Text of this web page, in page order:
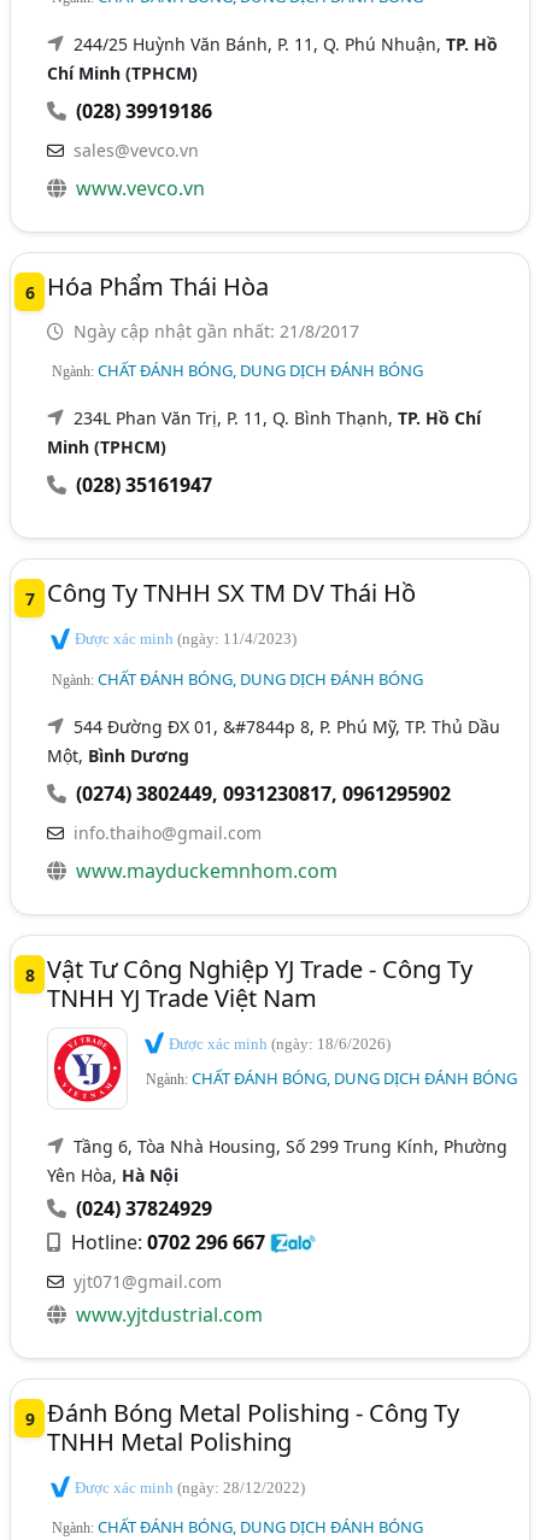
244/25 Huỳnh Văn Bánh, P. 11, Q. Phú Nhuận,TP. Hồ
Chí Minh (TPHCM)
(028) 39919186
sales@vevco.vn
www.vevco.vn
6 Hóa Phẩm Thái Hòa
Ngày cập nhật gần nhất: 21/8/2017
Ngành:CHẤT ĐÁNH BÓNG, DUNG DỊCH ĐÁNH BÓNG
234L Phan Văn Trị, P. 11, Q. Bình Thạnh,TP. Hồ Chí
Minh (TPHCM)
(028) 35161947
7 Công Ty TNHH SX TM DV Thái Hồ
Được xác minh(ngày: 11/4/2023)
Ngành:CHẤT ĐÁNH BÓNG, DUNG DỊCH ĐÁNH BÓNG
544 Đường ĐX 01, &#7844p 8, P. Phú Mỹ, TP. Thủ Dầu
Một, Bình Dương
(0274) 3802449,0931230817,0961295902
info.thaiho@gmail.com
www.mayduckemnhom.com
8 Vật Tư Công Nghiệp YJ Trade - Công Ty
TNHH YJ Trade Việt Nam
Được xác minh(ngày: 18/6/2026)
Ngành:CHẤT ĐÁNH BÓNG, DUNG DỊCH ĐÁNH BÓNG
Tầng 6, Tòa Nhà Housing, Số 299 Trung Kính, Phường
Yên Hòa, Hà Nội
(024) 37824929
Hotline:0702 296 667
yjt071@gmail.com
www.yjtdustrial.com
9 Đánh Bóng Metal Polishing - Công Ty
TNHH Metal Polishing
Được xác minh(ngày: 28/12/2022)
Ngành:CHẤT ĐÁNH BÓNG, DUNG DỊCH ĐÁNH BÓNG